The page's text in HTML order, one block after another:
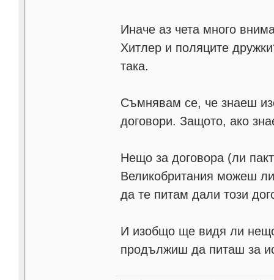
Иначе аз чета много
Хитлер и поляците
така.
Съмнявам се, че знаеш
договори. Защото, ако
Нещо за договора (ли
Великобритания можеш
да те питам дали този
И изобщо ще видя ли
продължиш да питаш за